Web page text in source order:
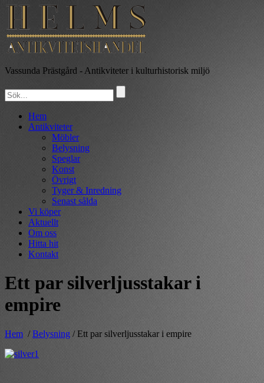
Vassunda Prästgård - Antikviteter i kulturhistorisk miljö
Hem
Antikviteter
Möbler
Belysning
Speglar
Konst
Övrigt
Tyger & Inredning
Senast sålda
Vi köper
Aktuellt
Om oss
Hitta hit
Kontakt
Ett par silverljusstakar i
empire
Hem /Belysning / Ett par silverljusstakar i empire